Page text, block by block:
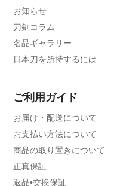
お知らせ
刀剣コラム
名品ギャラリー
日本刀を所持するには
ご利用ガイド
お届け・配送について
お支払い方法について
商品の取り置きについて
正真保証
返品•交換保証